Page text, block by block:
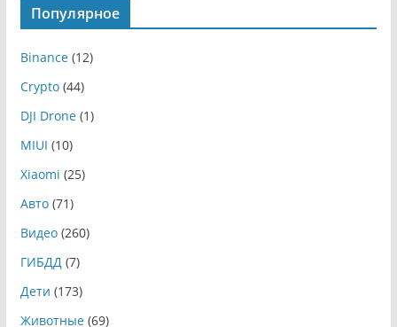
Популярное
Binance(12)
Crypto(44)
DJI Drone(1)
MIUI (10)
Xiaomi (25)
Авто(71)
Видео(260)
ГИБДД(7)
Дети (173)
Животные(69)